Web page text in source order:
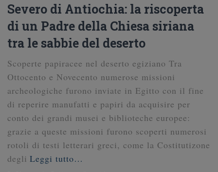
Severo di Antiochia: la riscoperta
di un Padre della Chiesa siriana
tra le sabbie del deserto
Scoperte papiracee nel deserto egiziano Tra
Ottocento e Novecento numerose missioni
archeologiche furono inviate in Egitto con il fine
di reperire manufatti e papiri da acquisire per
conto dei grandi musei e biblioteche europee:
grazie a queste missioni furono scoperti numerosi
rotoli di testi letterari greci, come la Costitutizone
degli Leggi tutto…